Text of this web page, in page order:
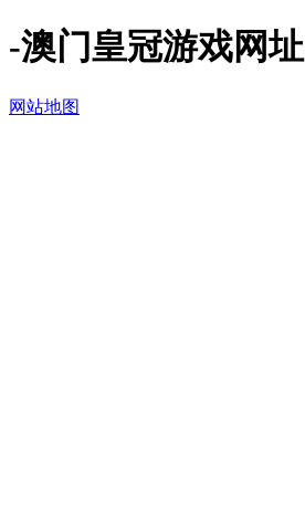
-澳门皇冠游戏网址
网站地图